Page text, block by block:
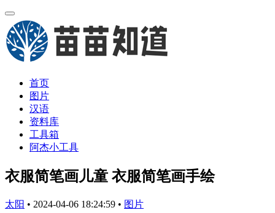
首页
图片
汉语
资料库
工具箱
阿杰小工具
衣服简笔画儿童 衣服简笔画手绘
太阳 • 2024-04-06 18:24:59 • 图片